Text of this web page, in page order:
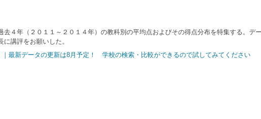
４年（２０１１～２０１４年）の教科別の平均点およびその得点分布を特集する。デ
に講評をお願いした。
最新データの更新は8月予定！ 学校の検索・比較ができるので試してみてください